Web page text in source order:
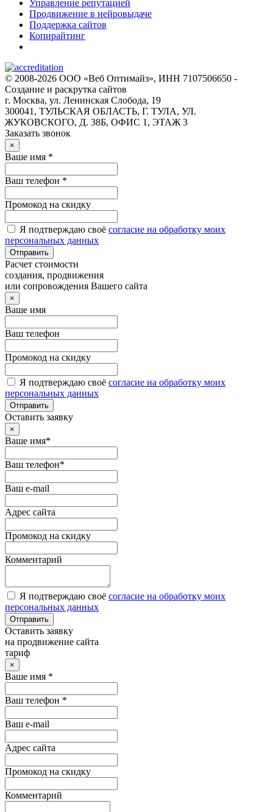
Управление репутацией
Продвижение в нейровыдаче
Поддержка сайтов
Копирайтинг
© 2008-2026 ООО «Веб Оптимайз», ИНН 7107506650 -
Создание и раскрутка сайтов
г. Москва, ул. Ленинская Слобода, 19
300041, ТУЛЬСКАЯ ОБЛАСТЬ, Г. ТУЛА, УЛ.
ЖУКОВСКОГО, Д. 38Б, ОФИС 1, ЭТАЖ 3
Заказать звонок
×
Ваше имя *
Ваш телефон *
Промокод на скидку
Я подтверждаю своё согласие на обработку моих
персональных данных
Отправить
Расчет стоимости
создания, продвижения
или сопровождения Вашего сайта
×
Ваше имя
Ваш телефон
Промокод на скидку
Я подтверждаю своё согласие на обработку моих
персональных данных
Отправить
Оставить заявку
×
Ваше имя*
Ваш телефон*
Ваш e-mail
Адрес сайта
Промокод на скидку
Комментарий
Я подтверждаю своё согласие на обработку моих
персональных данных
Отправить
Оставить заявку
на продвижение сайта
тариф
×
Ваше имя *
Ваш телефон *
Ваш e-mail
Адрес сайта
Промокод на скидку
Комментарий